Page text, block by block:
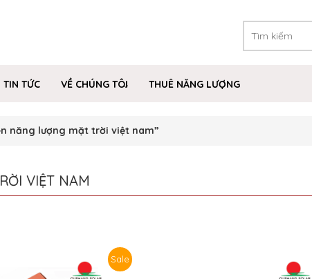
TIN TỨC VỀ CHÚNG TÔI THUÊ NĂNG LƯỢNG
năng lượng mặt trời việt nam”
VIỆT NAM
Sale